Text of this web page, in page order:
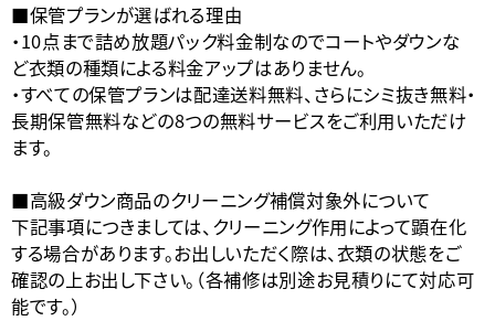
■保管プランが選ばれる理由
・10点まで詰め放題パック料金制なのでコートやダウンな
ど衣類の種類による料金アップはありません。
・すべての保管プランは配達送料無料、さらにシミ抜き無料・
長期保管無料などの8つの無料サービスをご利用いただけ
ます。
■高級ダウン商品のクリーニング補償対象外について
下記事項につきましては、クリーニング作用によって顕在化
する場合があります。お出しいただく際は、衣類の状態をご
確認の上お出し下さい。（各補修は別途お見積りにて対応可
能です。）